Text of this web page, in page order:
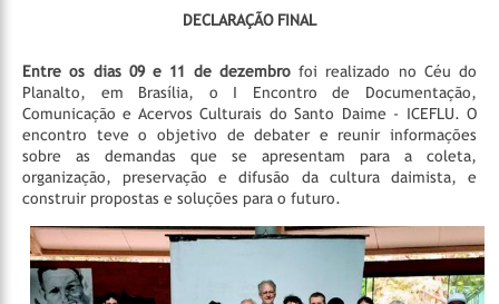
DECLARAÇÃO FINAL
Entre os dias 09 e 11 de dezembrofoi realizado no Céu do
Planalto, em Brasília, o I Encontro de Documentação,
Comunicação e Acervos Culturais do Santo Daime - ICEFLU. O
encontro teve o objetivo de debater e reunir informações
sobre as demandas que se apresentam para a coleta,
organização, preservação e difusão da cultura daimista, e
construir propostas e soluções para o futuro.